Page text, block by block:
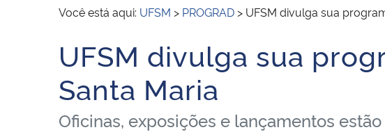
Secretaria de Governo
Gabinete de Segurança
Institucional
Você está aqui: UFSM > PROGRAD > UFSM divulga sua
Início do conteúdo
UFSM divulga sua
Santa Maria
Oficinas, exposições e lançamentos